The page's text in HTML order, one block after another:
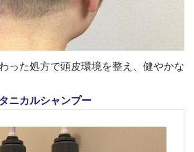
った処方で頭皮環境を整え、健やかな
ニカルシャンプー